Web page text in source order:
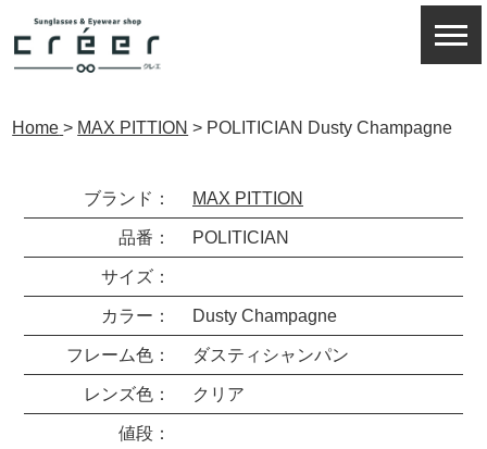
Home > MAX PITTION > POLITICIAN Dusty Champagne
ブランド： MAX PITTION
品番： POLITICIAN
サイズ：
カラー： Dusty Champagne
フレーム色： ダスティシャンパン
レンズ色： クリア
値段：